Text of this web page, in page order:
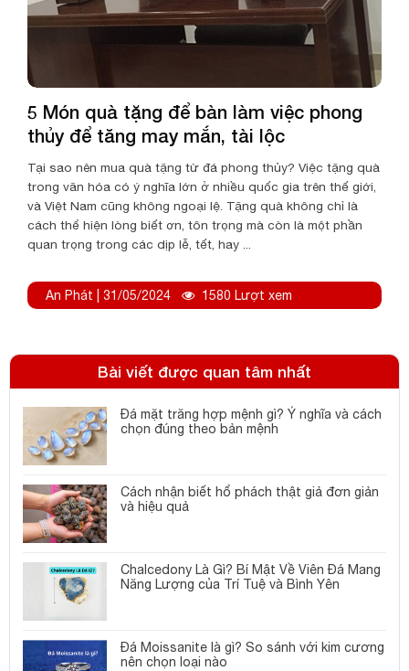
5 Món quà tặng để bàn làm việc phong
thủy để tăng may mắn, tài lộc
Tại sao nên mua quà tặng từ đá phong thủy? Việc tặng quà
trong văn hóa có ý nghĩa lớn ở nhiều quốc gia trên thế giới,
và Việt Nam cũng không ngoại lệ. Tặng quà không chỉ là
cách thể hiện lòng biết ơn, tôn trọng mà còn là một phần
quan trọng trong các dịp lễ, tết, hay ...
An Phát | 31/05/2024 1580 Lượt xem
Bài viết được quan tâm nhất
Đá mặt trăng hợp mệnh gì? Ý nghĩa và cách
chọn đúng theo bản mệnh
Cách nhận biết hổ phách thật giả đơn giản
và hiệu quả
Chalcedony Là Gì? Bí Mật Về Viên Đá Mang
Năng Lượng của Trí Tuệ và Bình Yên
Đá Moissanite là gì? So sánh với kim cương
nên chọn loại nào